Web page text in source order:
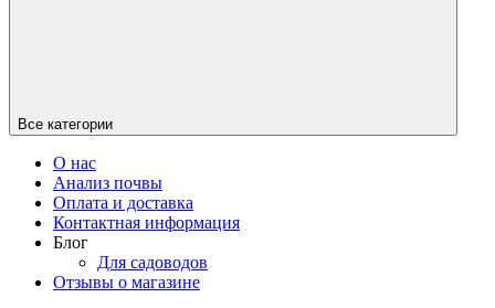
Все категории
О нас
Анализ почвы
Оплата и доставка
Контактная информация
Блог
Для садоводов
Отзывы о магазине